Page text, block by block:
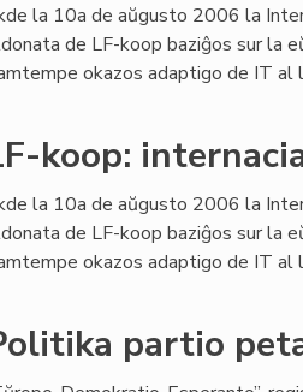
la 10a de aŭgusto 2006 la
de LF-koop baziĝos sur la
okazos adaptigo de IT
koop:
la 10a de aŭgusto 2006 la
de LF-koop baziĝos sur la
okazos adaptigo de IT
partio